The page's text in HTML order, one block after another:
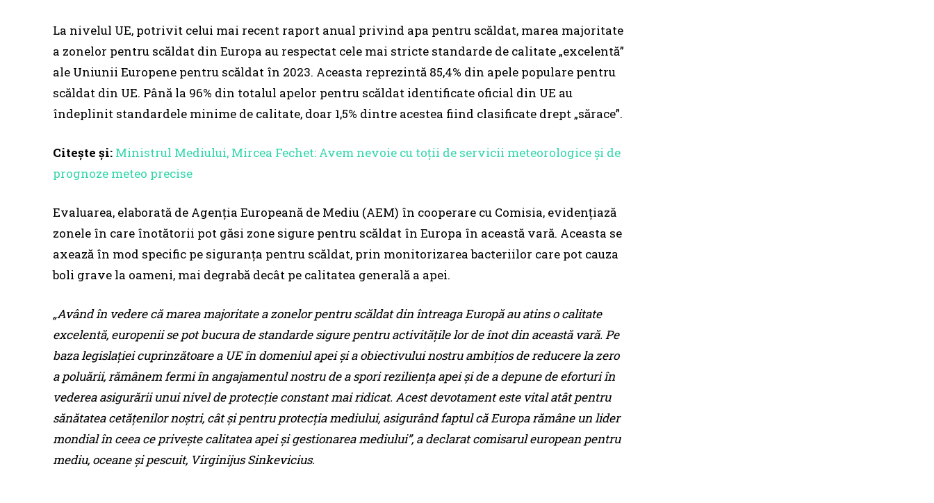
La nivelul UE, potrivit celui mai recent raport anual privind apa pentru scăldat, marea majoritate
a zonelor pentru scăldat din Europa au respectat cele mai stricte standarde de calitate „excelentă”
ale Uniunii Europene pentru scăldat în 2023. Aceasta reprezintă 85,4% din apele populare pentru
scăldat din UE. Până la 96% din totalul apelor pentru scăldat identificate oficial din UE au
îndeplinit standardele minime de calitate, doar 1,5% dintre acestea fiind clasificate drept „sărace”.
Citește și: Ministrul Mediului, Mircea Fechet: Avem nevoie cu toții de servicii meteorologice și de
prognoze meteo precise
Evaluarea, elaborată de Agenţia Europeană de Mediu (AEM) în cooperare cu Comisia, evidenţiază
zonele în care înotătorii pot găsi zone sigure pentru scăldat în Europa în această vară. Aceasta se
axează în mod specific pe siguranţa pentru scăldat, prin monitorizarea bacteriilor care pot cauza
boli grave la oameni, mai degrabă decât pe calitatea generală a apei.
„Având în vedere că marea majoritate a zonelor pentru scăldat din întreaga Europă au atins o calitate
excelentă, europenii se pot bucura de standarde sigure pentru activităţile lor de înot din această vară. Pe
baza legislaţiei cuprinzătoare a UE în domeniul apei şi a obiectivului nostru ambiţios de reducere la zero
a poluării, rămânem fermi în angajamentul nostru de a spori rezilienţa apei şi de a depune de eforturi în
vederea asigurării unui nivel de protecţie constant mai ridicat. Acest devotament este vital atât pentru
sănătatea cetăţenilor noştri, cât şi pentru protecţia mediului, asigurând faptul că Europa rămâne un lider
mondial în ceea ce priveşte calitatea apei şi gestionarea mediului”, a declarat comisarul european pentru
mediu, oceane şi pescuit, Virginijus Sinkevicius.